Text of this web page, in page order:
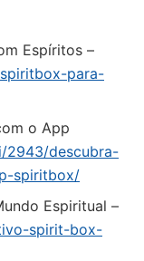
Espíritos –
para-
o App
2943/descubra-
spiritbox/
Espiritual –
spirit-box-